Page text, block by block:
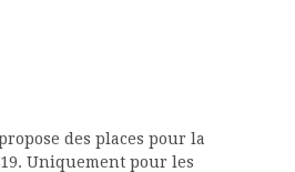
des places pour la
Uniquement pour les